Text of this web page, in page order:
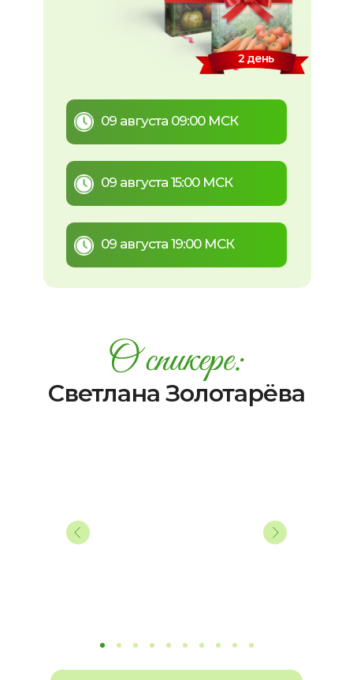
Зарегистрируйтесь:
2 день
09 августа 15:00 МСК
09 августа 19:00 МСК
09 августа 09:00 МСК
Светлана Золотарёва